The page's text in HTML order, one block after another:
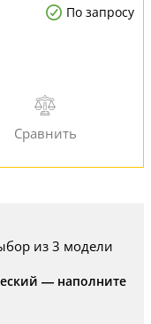
По запросу
из 3 модели
— наполните